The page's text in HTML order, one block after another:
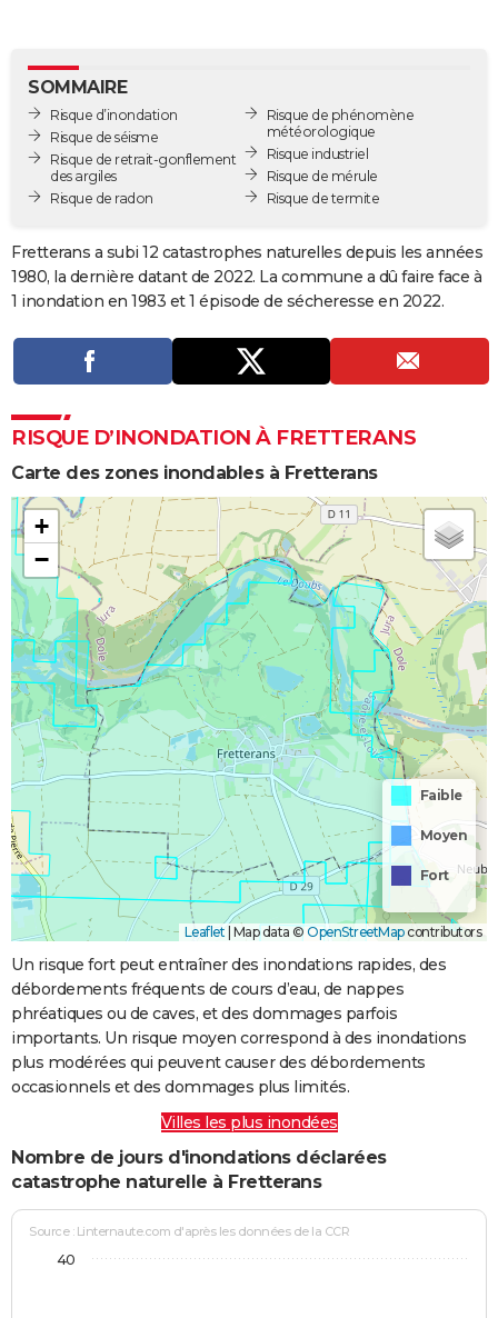
GUIDES D'ACHAT
BONS PLANS
CARTE DE VOEUX
Carte de Noël
Carte Bonne année
Carte Saint-Valentin
Carte Pâques
Carte d'anniversaire
DICTIONNAIRE
Dictionnaire
Biographies
Citations
Expressions
Proverbes
PROGRAMME TV
COPAINS D'AVANT
S'inscrire
Se connecter
Lycées
Collèges
Primaires
Universités
Entreprises
Service militaire
Avis de recherche
AVIS DE DÉCÈS
FORUM
Bricolage
Lifestyle
Culture
Sport
Auto
Television
Voyage
Cinema
SOMMAIRE
Risque d’inondation
Risque de séisme
Risque de retrait-gonflement
des argiles
Risque de radon
Risque de phénomène
météorologique
Risque industriel
Risque de mérule
Risque de termite
Fretterans a subi 12 catastrophes naturelles depuis les années
1980, la dernière datant de 2022. La commune a dû faire face à
1 inondation en 1983 et 1 épisode de sécheresse en 2022.
RISQUE D’INONDATION À FRETTERANS
Carte des zones inondables à Fretterans
+
−
Faible
Moyen
Fort
Leaflet Map data ©OpenStreetMapcontributors
Un risque fort peut entraîner des inondations rapides, des
débordements fréquents de cours d’eau, de nappes
phréatiques ou de caves, et des dommages parfois
importants. Un risque moyen correspond à des inondations
plus modérées qui peuvent causer des débordements
occasionnels et des dommages plus limités.
Villes les plus inondées
Nombre de jours d'inondations déclarées
catastrophe naturelle à Fretterans
Source : Linternaute.com d'après les données de la CCR
40